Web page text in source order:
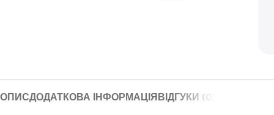
ОПИСДОДАТКОВА ІНФОРМАЦІЯВІДГУКИ (0)